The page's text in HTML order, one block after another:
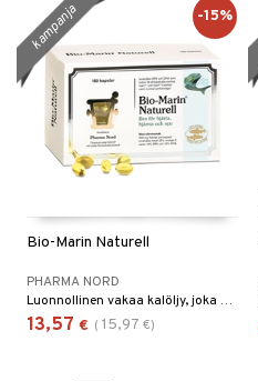
Bio-Marin Naturell
PHARMA NORD
Luonnollinen vakaa kalöljy, joka sisältää omega-3 rasvahappoja.
13,57 € ( 15,97 €)
kampanja -15%